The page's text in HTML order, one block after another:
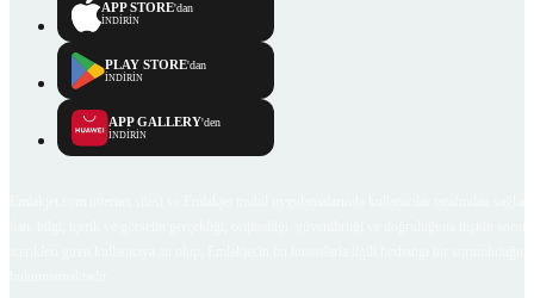
APP STORE'dan
İNDİRİN
PLAY STORE'dan
İNDİRİN
APP GALLERY'den
İNDİRİN